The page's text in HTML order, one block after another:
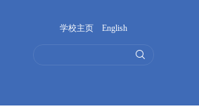
学校主页 English